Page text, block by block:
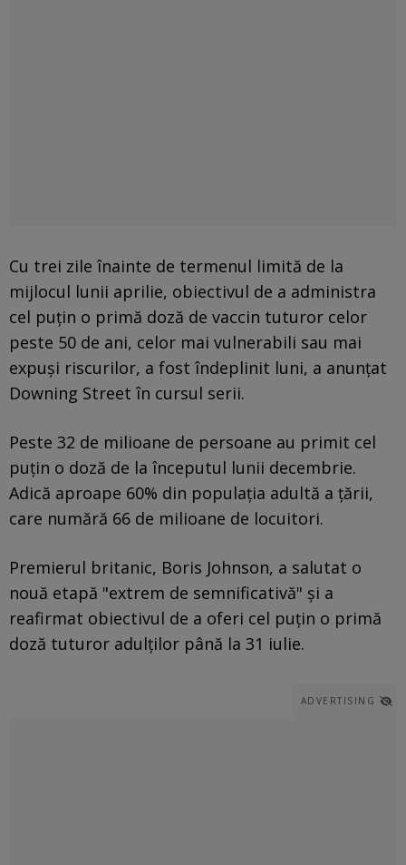
Cu trei zile înainte de termenul limită de la
mijlocul lunii aprilie, obiectivul de a administra
cel puţin o primă doză de vaccin tuturor celor
peste 50 de ani, celor mai vulnerabili sau mai
expuşi riscurilor, a fost îndeplinit luni, a anunţat
Downing Street în cursul serii.
Peste 32 de milioane de persoane au primit cel
puţin o doză de la începutul lunii decembrie.
Adică aproape 60% din populaţia adultă a ţării,
care numără 66 de milioane de locuitori.
Premierul britanic, Boris Johnson, a salutat o
nouă etapă "extrem de semnificativă" şi a
reafirmat obiectivul de a oferi cel puţin o primă
doză tuturor adulţilor până la 31 iulie.
ADVERTISING